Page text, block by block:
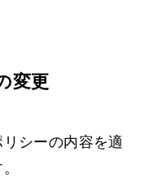
変更
シーの内容を適